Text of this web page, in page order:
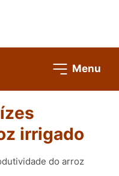
Menu
irrigado
do arroz